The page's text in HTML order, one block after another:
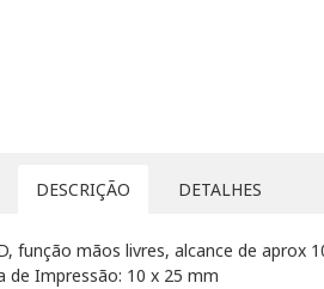
DESCRIÇÃO DETALHES
função mãos livres, alcance de aprox
de Impressão: 10 x 25 mm